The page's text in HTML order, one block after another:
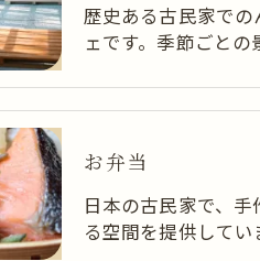
歴史ある古民家で
ェです。季節ごと
お弁当
日本の古民家で、
る空間を提供して